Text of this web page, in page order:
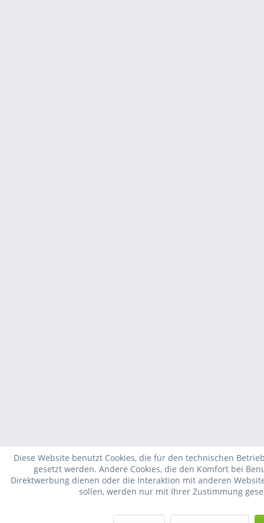
Diese Website benutzt Cookies, die für den technischen
gesetzt werden. Andere Cookies, die den Komfort bei
Direktwerbung dienen oder die Interaktion mit anderen
sollen, werden nur mit Ihrer Zustimmung